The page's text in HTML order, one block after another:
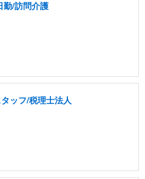
勤/訪問介護
ッフ/税理士法人